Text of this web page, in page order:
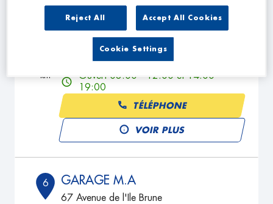
km
GARAGE JAYET
30 ROUTE DE MONTFOLLET
38690 OYEU
Ouvert 08:00 - 12:00 et 14:00 -
19:00
TÉLÉPHONE
VOIR PLUS
6 GARAGE M.A
67 Avenue de l'Ile Brune
Reject All Accept All Cookies
Cookie Settings